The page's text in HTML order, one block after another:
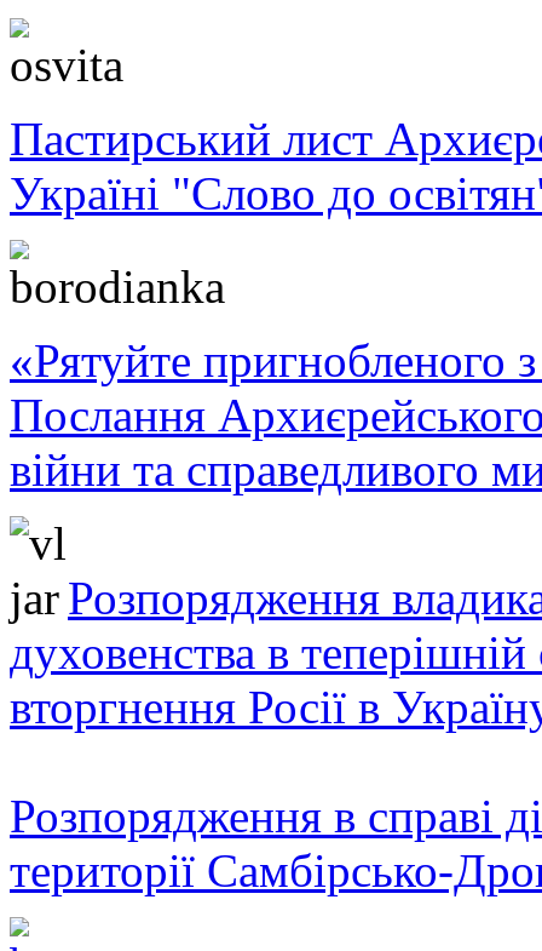
Пастирський лист
Україні "Слово до
«Рятуйте пригнобленого
Послання
війни та справедливого
Розпорядження
духовенства в теперішній
вторгнення Росії в
Розпорядження в справі
території Самбірсько-